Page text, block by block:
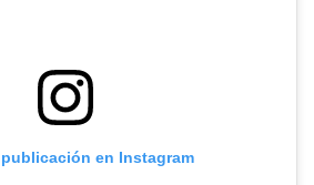
publicación en Instagram